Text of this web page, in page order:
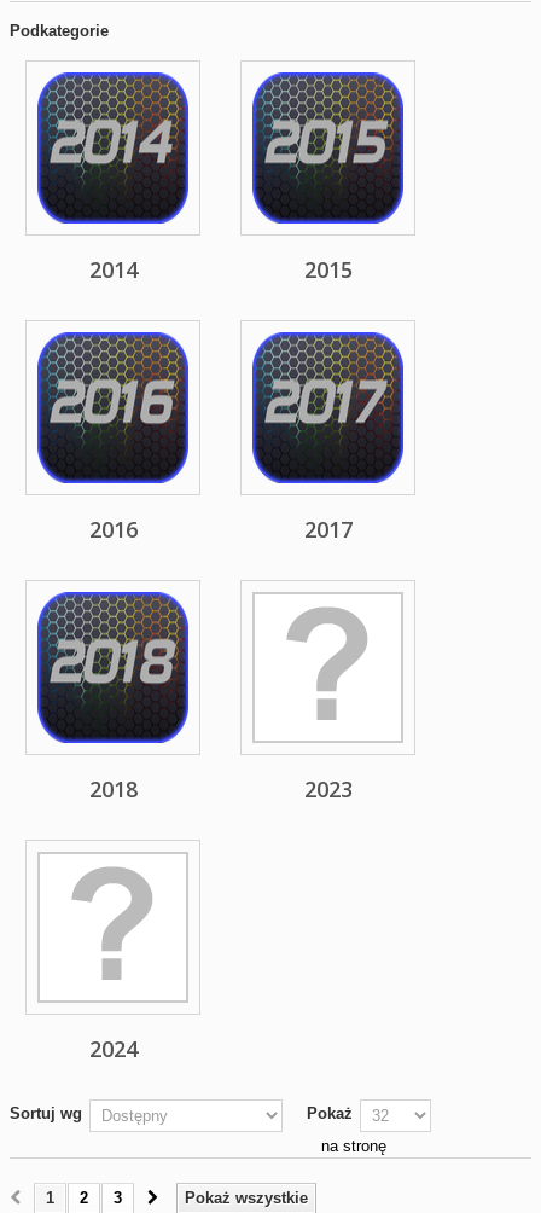
Podkategorie
2014 2015
2016 2017
2018 2023
2024
Sortuj wg
Pokaż
na stronę
Pokaż wszystkie
1 2 3